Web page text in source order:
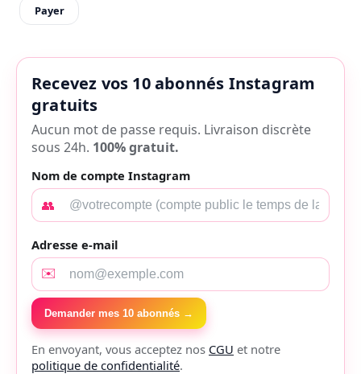
Payer
Recevez vos 10 abonnés Instagram
gratuits
Aucun mot de passe requis. Livraison discrète
sous 24h. 100% gratuit.
Nom de compte Instagram
👥
Adresse e-mail
✉️
Demander mes 10 abonnés →
En envoyant, vous acceptez nos CGU et notre
politique de confidentialité.